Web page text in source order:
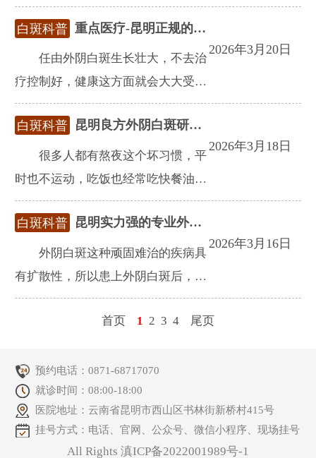
患者在医院通过治疗得到康复。
白斑科普
重点医疗-昆明正规的外阴白斑医院?
2026年3月20日
任由外阴白斑生长壮大，不去治
疗控制好，健康这方面就会大大受
损。所以一定做好治疗以及防护工
作，相
白斑科普
昆明良方外阴白斑研究中心-治病有规范。
2026年3月18日
很多人都有熬夜这个坏习惯，平
时也不运动，吃饭也经常吃快餐油腻
刺激的食物，饮食不健康，身体都不
到充足的营养，容易降低身体素质，
免疫力下降，引发疾病，为了自己的
健康着想，还是要注意生活习惯。
白斑科普
昆明实力强的专业外阴白斑医院?
2026年3月16日
外阴白斑这种顽固难治的疾病具
有扩散性，所以患上外阴白斑后，治
疗疾病刻不容缓，患者朋友们不要拖
延，察觉身体不适之后，一定要去专
白斑研究中心的治疗下，患者能够恢
复健康。
首页 1 2 3 4 尾页
预约电话：0871-68717070
就诊时间：08:00-18:00
医院地址：云南省昆明市西山区书林街新桥村415号
挂号方式：电话、官网、公众号、微信小程序、现场挂号
All Rights 滇ICP备2022001989号-1